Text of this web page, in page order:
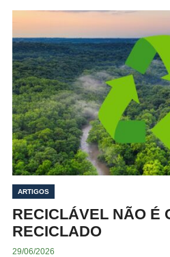
ARTIGOS
RECICLÁVEL NÃO É
RECICLADO
29/06/2026